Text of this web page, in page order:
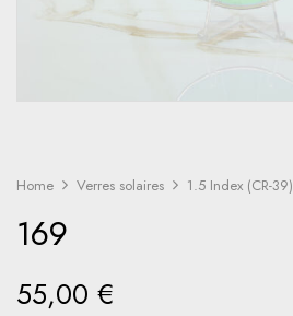
Home Verres solaires 1.5 Index (CR-39)
169
55,00 €